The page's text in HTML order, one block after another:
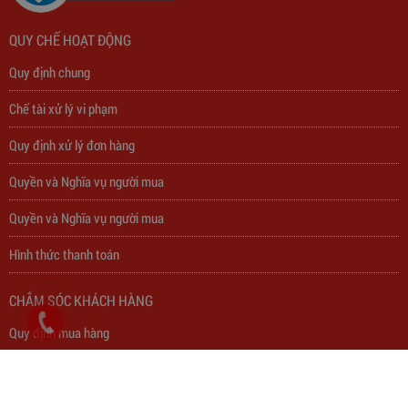
310,000
QUY CHẾ HOẠT ĐỘNG
Quy định chung
Chế tài xử lý vi phạm
Quy định xử lý đơn hàng
Quyền và Nghĩa vụ người mua
Quyền và Nghĩa vụ người mua
Hình thức thanh toán
CHẮM SÓC KHÁCH HÀNG
Quy định mua hàng